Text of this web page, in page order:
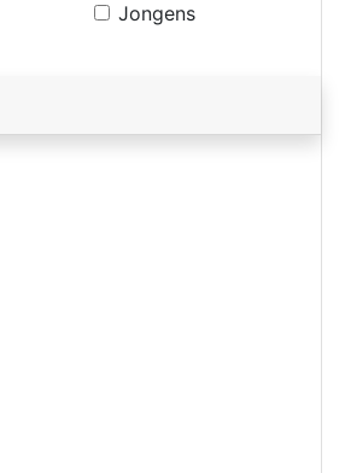
Jongens